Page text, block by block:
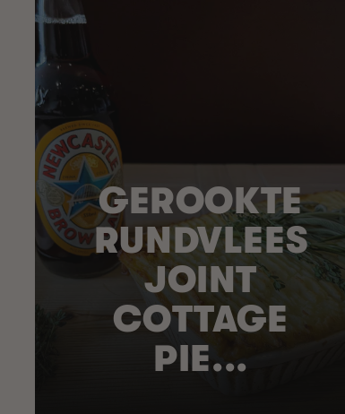
GEROOKTE
RUNDVLEES
JOINT
COTTAGE
PIE...